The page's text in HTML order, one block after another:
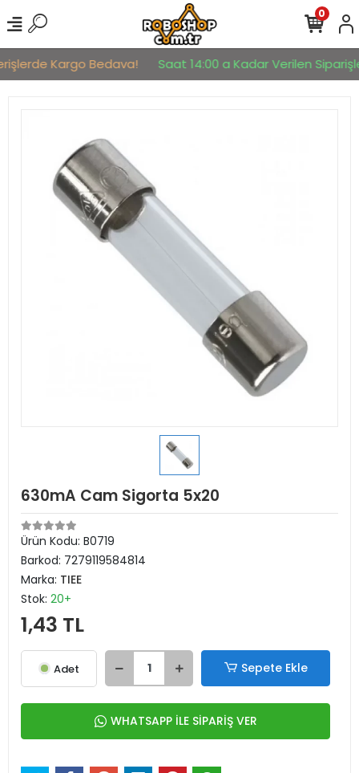
Kargo Bedava! Saat 14:00 a Kadar Verilen
0
630mA Cam Sigorta 5x20
Ürün Kodu: B0719
Barkod: 7279119584814
Marka: TIEE
Stok: 20+
1,43 TL
Adet Sepete Ekle
WHATSAPP İLE SİPARİŞ VER